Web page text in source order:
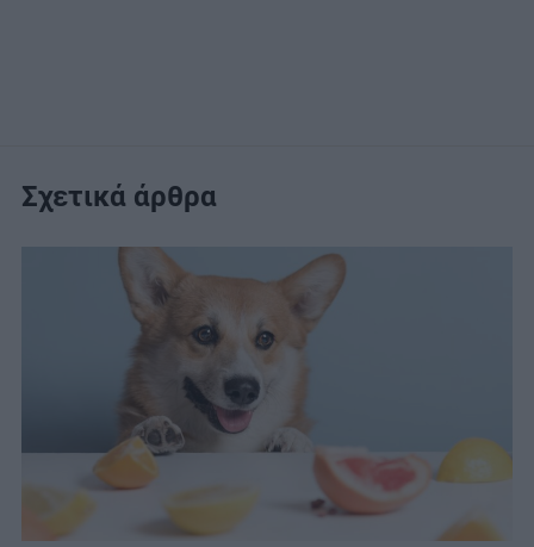
Σχετικά άρθρα